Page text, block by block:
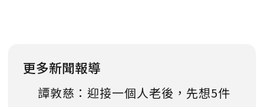
更多新聞報導
譚敦慈：迎接一個人老後，先想5件